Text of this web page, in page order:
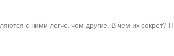
с ними легче, чем другие. В чем их секрет?